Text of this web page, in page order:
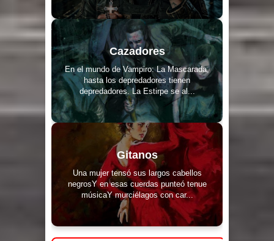
Cazadores
En el mundo de Vampiro: La Mascarada,
hasta los depredadores tienen
depredadores. La Estirpe se al...
Gitanos
Una mujer tensó sus largos cabellos
negrosY en esas cuerdas punteó tenue
músicaY murciélagos con car...